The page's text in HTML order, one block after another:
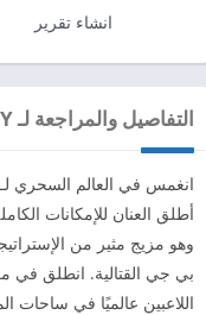
انشاء تقرير
التفاصيل والمراجعة لـ MIGHTY PARTY
انغمس في العالم السحري لـ Mighty Party!
وهو مزيج مثير من
اللاعبين عالميًا في ساحات